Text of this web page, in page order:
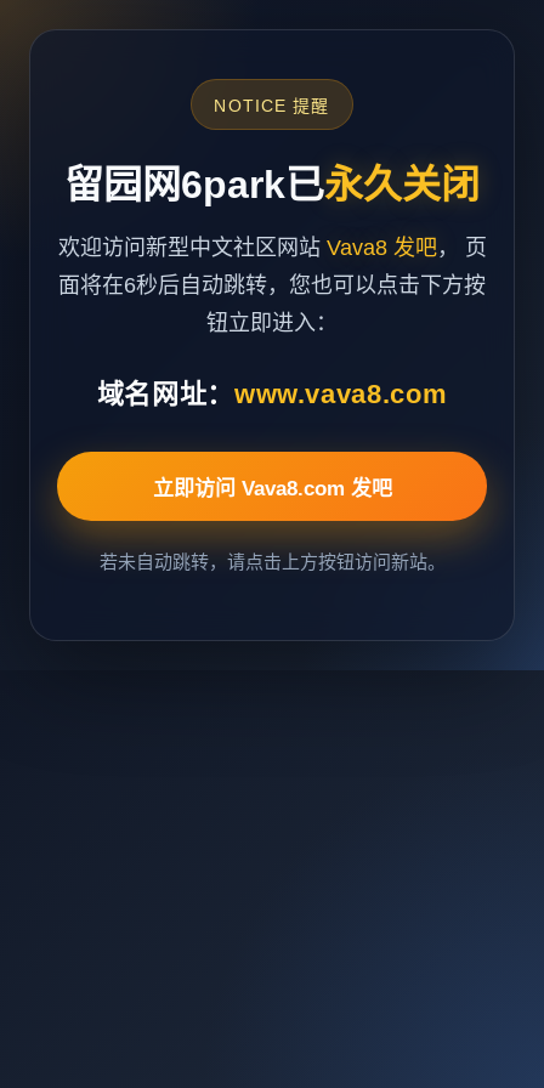
NOTICE 提醒
留园网6park已永久关闭
欢迎访问新型中文社区网站 Vava8 发吧， 页
面将在6秒后自动跳转，您也可以点击下方按
钮立即进入：
域名网址： www.vava8.com
立即访问 Vava8.com 发吧
若未自动跳转，请点击上方按钮访问新站。